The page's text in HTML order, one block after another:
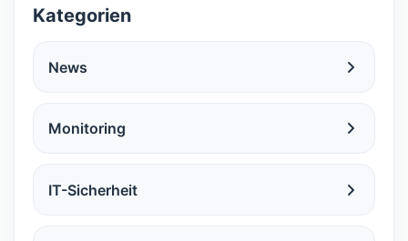
Kategorien
News
Monitoring
IT-Sicherheit